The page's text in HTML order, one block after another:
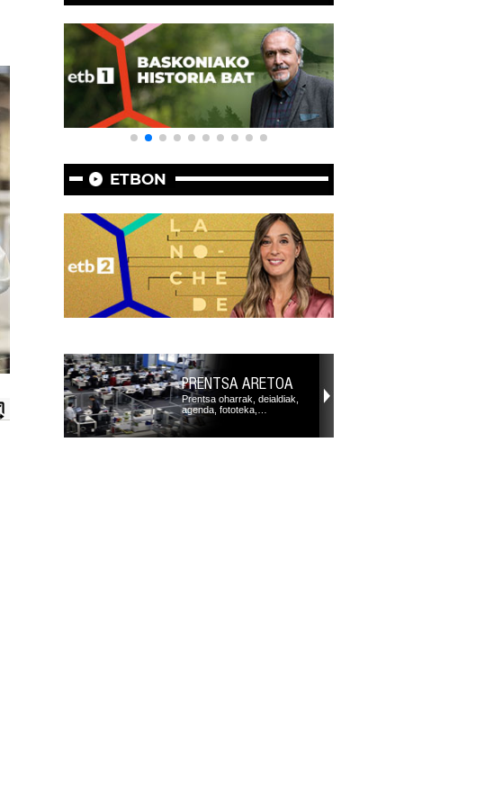
ETBON
PRENTSA ARETOA
Prentsa oharrak, deialdiak,
agenda, fototeka,…